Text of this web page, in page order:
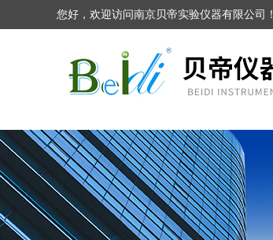
您好，欢迎访问南京贝帝实验仪器有限公司！